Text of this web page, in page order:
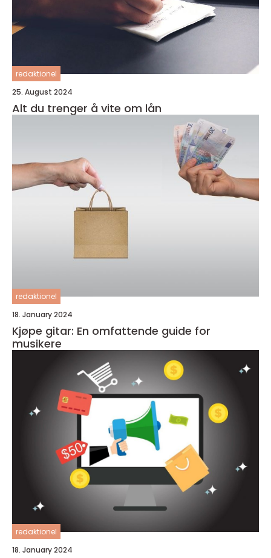
redaktionel
25. August 2024
Alt du trenger å vite om lån
redaktionel
18. January 2024
Kjøpe gitar: En omfattende guide for
musikere
redaktionel
18. January 2024